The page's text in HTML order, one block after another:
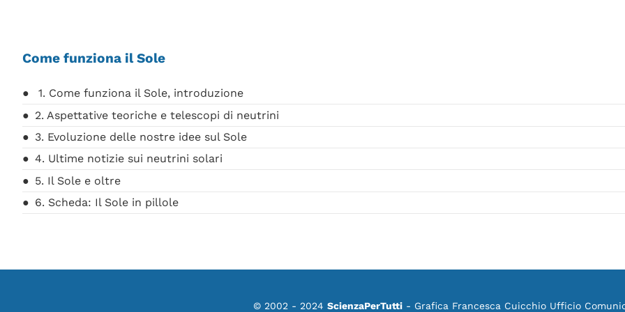
Come funziona il Sole
1. Come funziona il Sole, introduzione
2. Aspettative teoriche e telescopi di neutrini
3. Evoluzione delle nostre idee sul Sole
4. Ultime notizie sui neutrini solari
5. Il Sole e oltre
6. Scheda: Il Sole in pillole
© 2002 - 2024 ScienzaPerTutti - Grafica Francesca Cuicchio Ufficio